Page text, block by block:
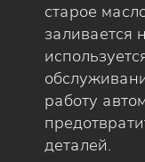
старое
заливается
работу
деталей.